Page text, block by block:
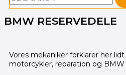
BMW RESERVEDELE
Vores mekaniker forklarer her
motorcykler, reparation og